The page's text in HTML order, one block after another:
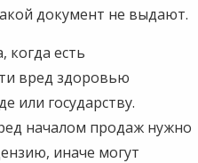
документ не выдают.
когда есть
вред здоровью
или государству.
началом продаж нужно
иначе могут